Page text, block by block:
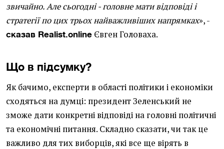
звичайно. Але сьогодні - головне мати відповіді і
стратегії по цих трьох найважливіших напрямках», -
сказав Realist.online Євген Головаха.
Що в підсумку?
Як бачимо, експерти в області політики і економіки
сходяться на думці: президент Зеленський не
зможе дати конкретні відповіді на головні політичні
та економічні питання. Складно сказати, чи так це
важливо для тих виборців, які все ще вірять в